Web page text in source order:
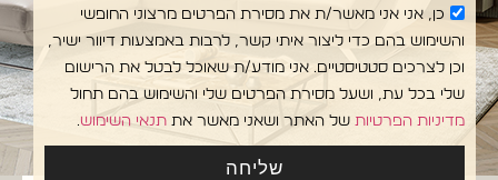
מפת אתר
כן, אני אני מאשר/ת את מסירת הפרטים מרצוני החופשי
והשימוש בהם כדי ליצור איתי קשר, לרבות באמצעות דיוור ישיר,
וכן לצרכים סטטיסטיים. אני מודע/ת שאוכל לבטל את הרישום
שלי בכל עת, ושעל מסירת הפרטים שלי והשימוש בהם תחול
מדיניות הפרטיות של האתר ושאני מאשר את תנאי השימוש.
שליחה